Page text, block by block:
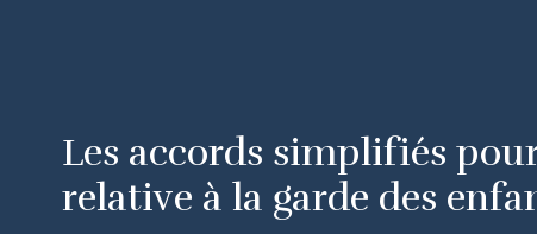
Les accords simplifiés
relative à la garde des